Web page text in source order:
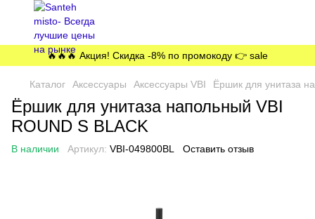
🔥🔥🔥 Акция! Скидка -8% по промокоду 👉 sale
Каталог Аксессуары Аксессуары VBI Ёршик для унитаза
Ёршик для унитаза напольный VBI
ROUND S BLACK
В наличии Артикул: VBI-049800BL Оставить отзыв